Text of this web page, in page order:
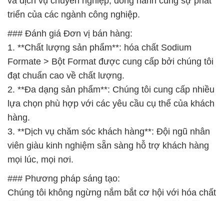
triển của các ngành công nghiệp.
### Đánh giá Đơn vị bán hàng:
1. **Chất lượng sản phẩm**: hóa chất Sodium
Formate > Bột Format được cung cấp bởi chúng tôi
đạt chuẩn cao về chất lượng.
2. **Đa dạng sản phẩm**: Chúng tôi cung cấp nhiều
lựa chọn phù hợp với các yêu cầu cụ thể của khách
hàng.
3. **Dịch vụ chăm sóc khách hàng**: Đội ngũ nhân
viên giàu kinh nghiệm sẵn sàng hỗ trợ khách hàng
mọi lúc, mọi nơi.
### Phương pháp sáng tạo:
Chúng tôi không ngừng nắm bắt cơ hội với hóa chất